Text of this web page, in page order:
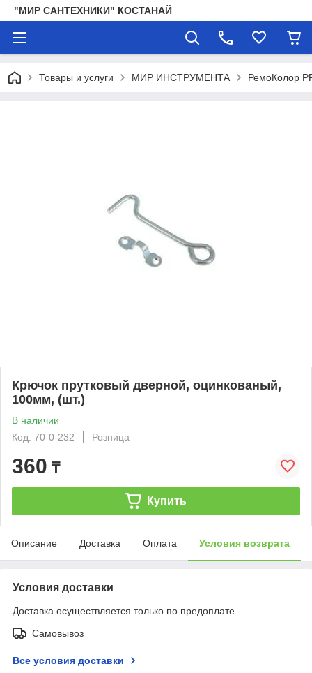
"МИР САНТЕХНИКИ" КОСТАНАЙ
Товары и услуги МИР ИНСТРУМЕНТА РемоКолор
Крючок прутковый дверной, оцинкованый,
100мм, (шт.)
В наличии
Код: 70-0-232
Розница
360 ₸
Купить
Описание Доставка Оплата Условия возврата
Условия доставки
Доставка осуществляется только по предоплате.
Самовывоз
Все условия доставки